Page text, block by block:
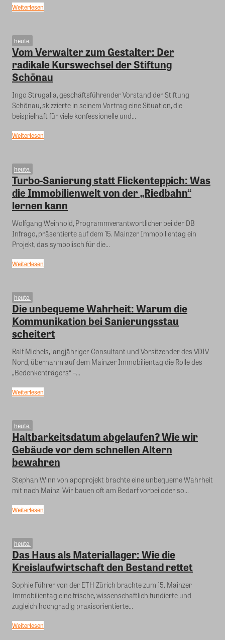
Weiterlesen
heute.
Vom Verwalter zum Gestalter: Der
radikale Kurswechsel der Stiftung
Schönau
Ingo Strugalla, geschäftsführender Vorstand der Stiftung
Schönau, skizzierte in seinem Vortrag eine Situation, die
beispielhaft für viele konfessionelle und...
Weiterlesen
heute.
Turbo-Sanierung statt Flickenteppich: Was
die Immobilienwelt von der „Riedbahn“
lernen kann
Wolfgang Weinhold, Programmverantwortlicher bei der DB
Infrago, präsentierte auf dem 15. Mainzer Immobilientag ein
Projekt, das symbolisch für die...
Weiterlesen
heute.
Die unbequeme Wahrheit: Warum die
Kommunikation bei Sanierungsstau
scheitert
Ralf Michels, langjähriger Consultant und Vorsitzender des VDIV
Nord, übernahm auf dem Mainzer Immobilientag die Rolle des
„Bedenkenträgers“ –...
Weiterlesen
heute.
Haltbarkeitsdatum abgelaufen? Wie wir
Gebäude vor dem schnellen Altern
bewahren
Stephan Winn von apoprojekt brachte eine unbequeme Wahrheit
mit nach Mainz: Wir bauen oft am Bedarf vorbei oder so...
Weiterlesen
heute.
Das Haus als Materiallager: Wie die
Kreislaufwirtschaft den Bestand rettet
Sophie Führer von der ETH Zürich brachte zum 15. Mainzer
Immobilientag eine frische, wissenschaftlich fundierte und
zugleich hochgradig praxisorientierte...
Weiterlesen